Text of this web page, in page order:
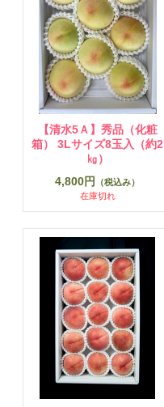
【清水5Ａ】秀品（化粧
箱） 3Lサイズ8玉入（約2
㎏）
4,800円
（税込み）
在庫切れ